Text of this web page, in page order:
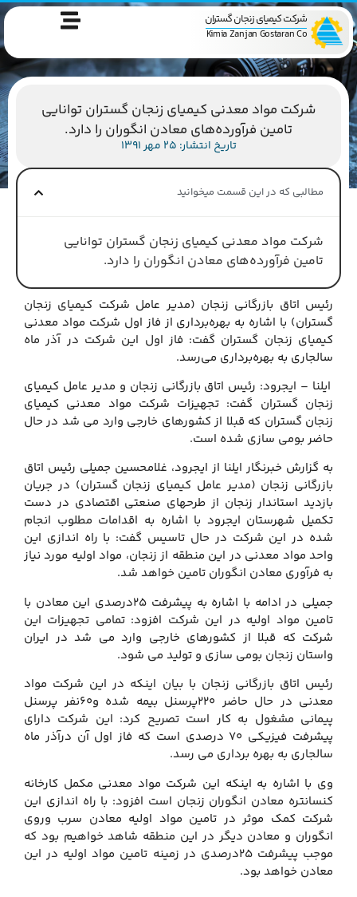
شرکت کیمیای زنجان گستران
Kimia Zanjan Gostaran Co
شرکت مواد معدنی کیمیای زنجان گستران توانایی
تامین فرآورده‌های معادن انگوران را دارد.
تاریخ انتشار: 25 مهر 1391
مطالبی که در این قسمت میخوانید
شرکت مواد معدنی کیمیای زنجان گستران توانایی
تامین فرآورده‌های معادن انگوران را دارد.
رئیس اتاق بازرگانی زنجان (مدیر عامل شرکت کیمیای زنجان
گستران) با اشاره به بهره‌برداری از فاز اول شرکت مواد معدنی
کیمیای زنجان گستران گفت:‌ فاز اول این شرکت در آذر ماه
سالجاری به بهره‌برداری می‌رسد.
ایلنا – ایجرود: رئیس اتاق بازرگانی زنجان و مدیر عامل کیمیای
زنجان گستران گفت: تجهیزات شرکت مواد معدنی کیمیای
زنجان گستران که قبلا از کشورهای خارجی وارد می شد در حال
حاضر بومی سازی شده است.
به گزارش خبرنگار ایلنا از ایجرود، غلامحسین جمیلی رئیس اتاق
بازرگانی زنجان (مدیر عامل کیمیای زنجان گستران) در جریان
بازدید استاندار زنجان از طرحهای صنعتی اقتصادی در دست
تکمیل شهرستان ایجرود با اشاره به اقدامات مطلوب انجام
شده در این شرکت در حال تاسیس گفت: با راه اندازی این
واحد مواد معدنی در این منطقه از زنجان، مواد اولیه مورد نیاز
به فرآوری معادن انگوران تامین خواهد شد.
جمیلی در ادامه با اشاره به پیشرفت 25درصدی این معادن با
تامین مواد اولیه در این شرکت افزود: تمامی تجهیزات این
شرکت که قبلا از کشورهای خارجی وارد می شد در ایران
واستان زنجان بومی سازی و تولید می شود.
رئیس اتاق بازرگانی زنجان با بیان اینکه در این شرکت مواد
معدنی در حال حاضر 220پرسنل بیمه شده و60نفر پرسنل
پیمانی مشغول به کار است تصریح کرد: این شرکت دارای
پیشرفت فیزیکی 70 درصدی است که فاز اول آن درآذر ماه
سالجاری به بهره برداری می رسد.
وی با اشاره به اینکه این شرکت مواد معدنی مکمل کارخانه
کنسانتره معادن انگوران زنجان است افزود: با راه اندازی این
شرکت کمک موثر در تامین مواد اولیه معادن سرب وروی
انگوران و معادن دیگر در این منطقه شاهد خواهیم بود که
موجب پیشرفت 25درصدی در زمینه تامین مواد اولیه در این
معادن خواهد بود.